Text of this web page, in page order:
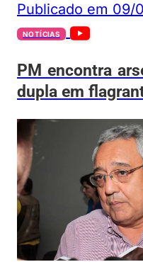
Publicado em 09/
NOTÍCIAS
PM encontra
dupla em